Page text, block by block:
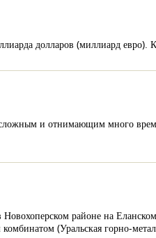
долларов (миллиард евро).
сложным и отнимающим много
районе на
(Уральская горно-